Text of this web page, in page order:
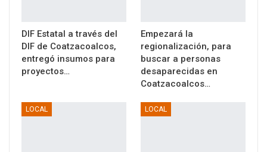
DIF Estatal a través del
DIF de Coatzacoalcos,
entregó insumos para
proyectos…
Empezará la
regionalización, para
buscar a personas
desaparecidas en
Coatzacoalcos…
LOCAL LOCAL